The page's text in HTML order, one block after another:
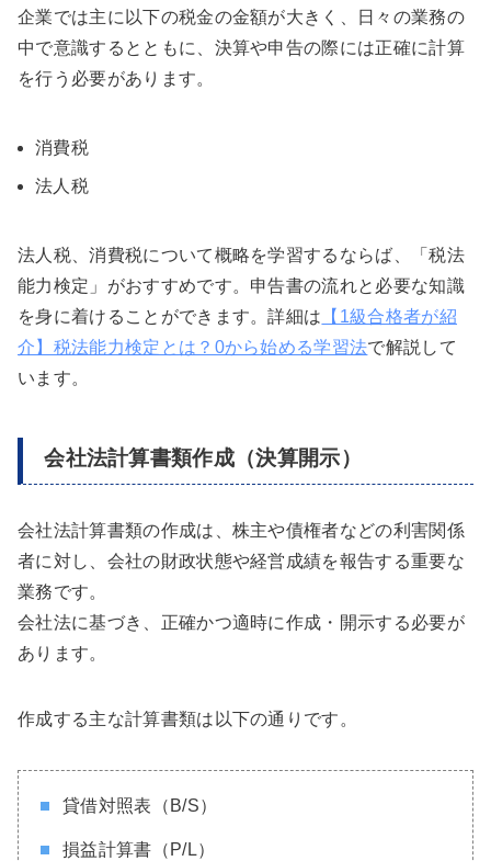
企業では主に以下の税金の金額が大きく、日々の業務の
中で意識するとともに、決算や申告の際には正確に計算
を行う必要があります。
消費税
法人税
法人税、消費税について概略を学習するならば、「税法
能力検定」がおすすめです。申告書の流れと必要な知識
を身に着けることができます。詳細は 【1級合格者が紹
介】税法能力検定とは？0から始める学習法で解説して
います。
会社法計算書類作成（決算開示）
会社法計算書類の作成は、株主や債権者などの利害関係
者に対し、会社の財政状態や経営成績を報告する重要な
業務です。
会社法に基づき、正確かつ適時に作成・開示する必要が
あります。
作成する主な計算書類は以下の通りです。
貸借対照表（B/S）
損益計算書（P/L）